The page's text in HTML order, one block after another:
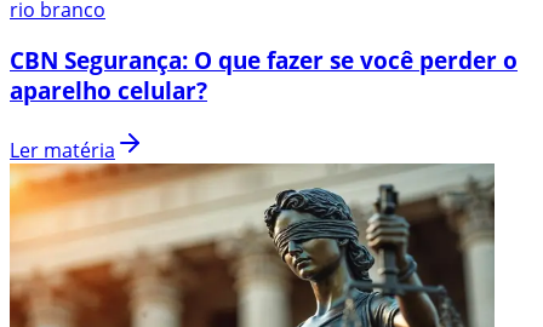
rio branco
CBN Segurança: O que fazer se você perder o
aparelho celular?
Ler matéria